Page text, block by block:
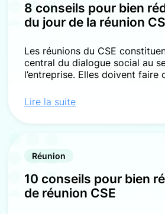
8 conseils pour bien
du jour de la réunion
Les réunions du CSE
central du dialogue social au
l’entreprise. Elles doivent faire
Lire la suite
Réunion
10 conseils pour bien
de réunion CSE